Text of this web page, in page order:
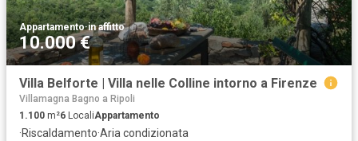
Appartamento·in affitto
10.000 €
Villa Belforte | Villa nelle Colline intorno a Firenze
Villamagna Bagno a Ripoli
1.100 m²6 LocaliAppartamento
·Riscaldamento·Aria condizionata